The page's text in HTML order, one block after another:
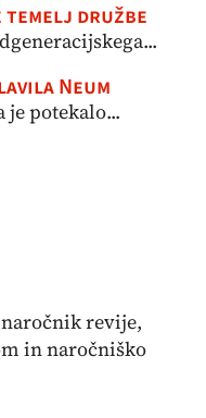
družbe
Neum
je potekalo...
revije,
in naročniško